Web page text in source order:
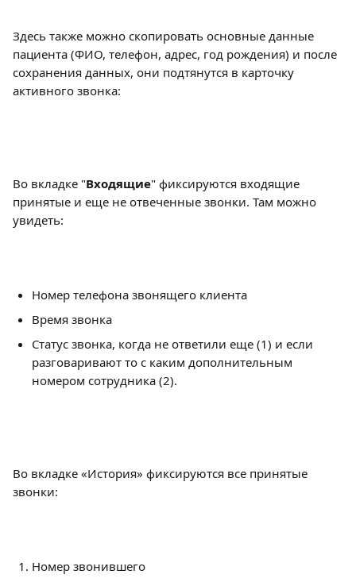
Здесь также можно скопировать основные данные
пациента (ФИО, телефон, адрес, год рождения) и после
сохранения данных, они подтянутся в карточку
активного звонка:
Во вкладке "Входящие" фиксируются входящие
принятые и еще не отвеченные звонки. Там можно
увидеть:
Номер телефона звонящего клиента
Время звонка
Статус звонка, когда не ответили еще (1) и если
разговаривают то с каким дополнительным
номером сотрудника (2).
Во вкладке «История» фиксируются все принятые
звонки:
Номер звонившего